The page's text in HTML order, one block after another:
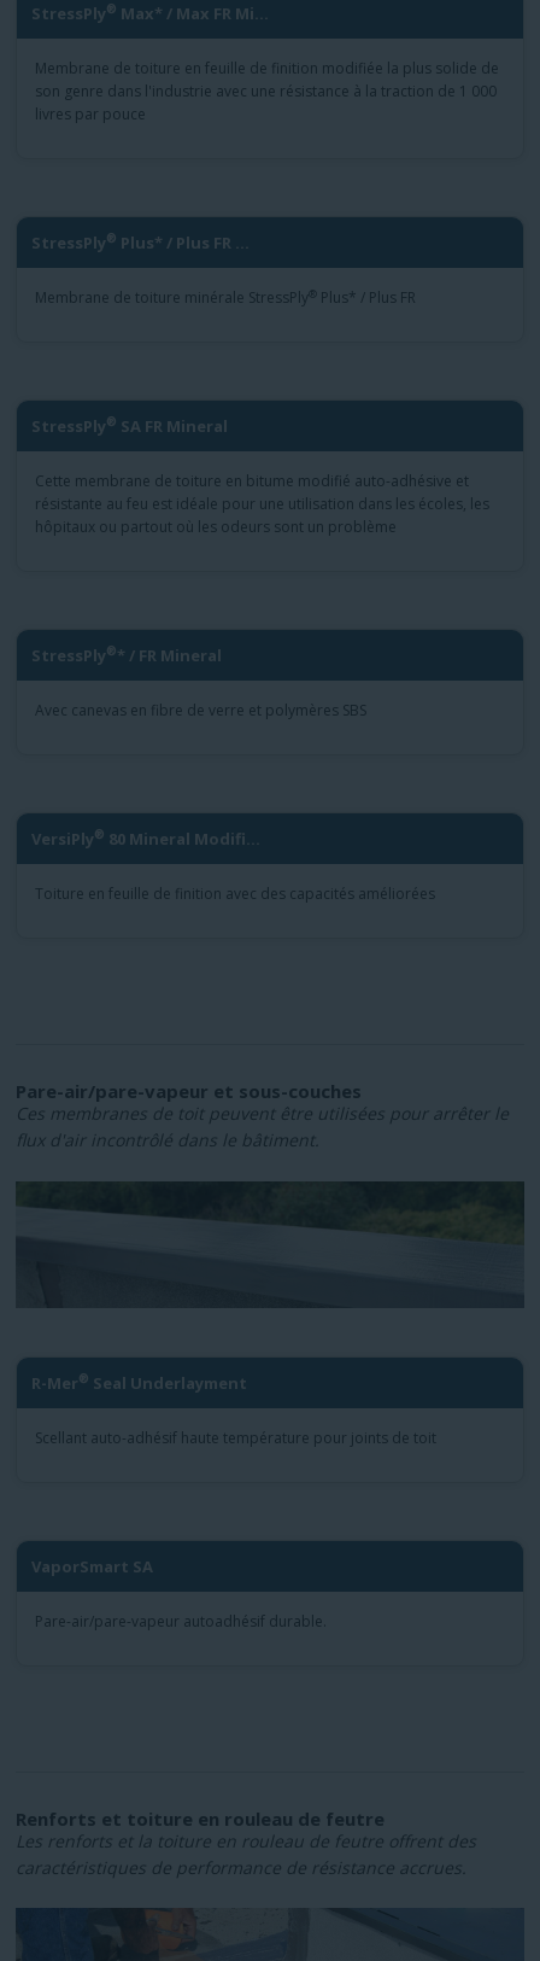
StressPly® Max* / Max FR Mi...
Membrane de toiture en feuille de finition modifiée la plus solide de
son genre dans l'industrie avec une résistance à la traction de 1 000
livres par pouce
StressPly® Plus* / Plus FR ...
Membrane de toiture minérale StressPly® Plus* / Plus FR
StressPly® SA FR Mineral
Cette membrane de toiture en bitume modifié auto-adhésive et
résistante au feu est idéale pour une utilisation dans les écoles, les
hôpitaux ou partout où les odeurs sont un problème
StressPly®* / FR Mineral
Avec canevas en fibre de verre et polymères SBS
VersiPly® 80 Mineral Modifi...
Toiture en feuille de finition avec des capacités améliorées
Pare-air/pare-vapeur et sous-couches
Ces membranes de toit peuvent être utilisées pour arrêter le
flux d'air incontrôlé dans le bâtiment.
R-Mer® Seal Underlayment
Scellant auto-adhésif haute température pour joints de toit
VaporSmart SA
Pare-air/pare-vapeur autoadhésif durable.
Renforts et toiture en rouleau de feutre
Les renforts et la toiture en rouleau de feutre offrent des
caractéristiques de performance de résistance accrues.